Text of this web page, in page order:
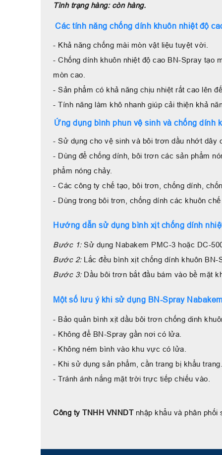
Tình trạng hàng: còn hàng.
Các tính năng chống dính khuôn nhiệt độ
- Khả năng chống mài mòn vật liệu tuyệt vời.
- Chống dính khuôn nhiệt độ cao BN-Spray tạo
mòn cao.
- Sản phẩm có khả năng chịu nhiệt rất cao lên
- Tính năng làm khô nhanh giúp cải thiện khả
Ứng dụng bình phun vệ sinh và chống dính
- Sử dụng cho vệ sinh và bôi trơn dầu nhớt dây
- Dùng để chống dính, bôi trơn các sản phẩm
phẩm nóng chảy.
- Các công ty chế tạo, bôi trơn, chống dính,
- Dùng trong bôi trơn, chống dính các khuôn
Hướng dẫn sử dụng bình xịt chống dính
Bước 1:Sử dụng Nabakem PMC-3 hoặc DC-
Bước 2: Lắc đều bình xịt chống dính khuôn
Bước 3:Dầu bôi trơn bắt đầu bám vào bề mặt
Một số lưu ý khi sử dụng BN-Spray Nabakem
- Bảo quản bình xịt dầu bôi trơn chống dinh
- Không để BN-Spray gần nơi có lửa.
- Không ném bình vào khu vực có lửa.
- Khi sử dụng sản phẩm, cần trang bị khẩu trang.
- Tránh ánh nắng mặt trời trực tiếp chiếu vào.
Công ty TNHH VNNDTnhập khẩu và phân phối